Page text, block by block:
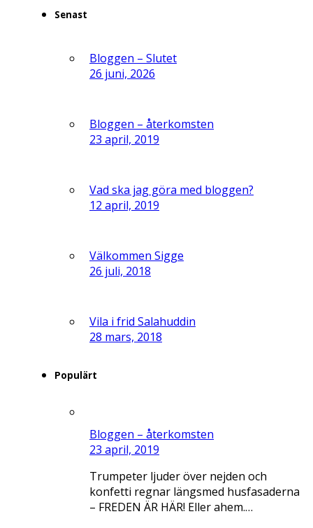
Senast
Bloggen – Slutet
26 juni, 2026
Bloggen – återkomsten
23 april, 2019
Vad ska jag göra med bloggen?
12 april, 2019
Välkommen Sigge
26 juli, 2018
Vila i frid Salahuddin
28 mars, 2018
Populärt
Bloggen – återkomsten
23 april, 2019
Trumpeter ljuder över nejden och
konfetti regnar längsmed husfasaderna
– FREDEN ÄR HÄR! Eller ahem.…